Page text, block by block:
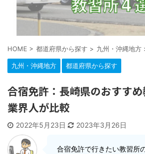
HOME > 都道府県から探す > 九州・沖縄地方
九州・沖縄地方 都道府県から探す
合宿免許：長崎県のおすす
業界人が比較
2022年5月23日 2023年3月26日
合宿免許で行きたい教習所